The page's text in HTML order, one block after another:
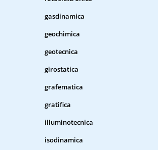
gasdinamica
geochimica
geotecnica
girostatica
grafematica
gratifica
illuminotecnica
isodinamica